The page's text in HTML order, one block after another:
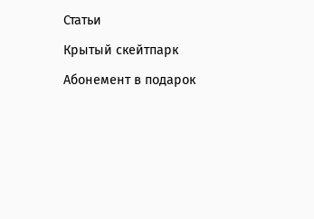
Статьи
Крытый скейтпарк
Абонемент в подарок